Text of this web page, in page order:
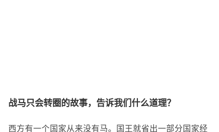
战马只会转圈的故事，告诉我们什么道理？
西方有一个国家从来没有马。国王就省出一部分国家经